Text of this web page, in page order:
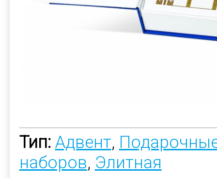
Тип: Адвент,
наборов, Элитная